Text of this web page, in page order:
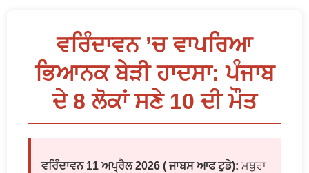
ਵਰਿੰਦਾਵਨ ’ਚ ਵਾਪਰਿਆ
ਭਿਆਨਕ ਬੇੜੀ ਹਾਦਸਾ: ਪੰਜਾਬ
ਦੇ 8 ਲੋਕਾਂ ਸਣੇ 10 ਦੀ ਮੌਤ
ਵਰਿੰਦਾਵਨ 11 ਅਪ੍ਰੈਲ 2026 ( ਜਾਬਸ ਆਫ ਟੁਡੇ): ਮਥੁਰਾ